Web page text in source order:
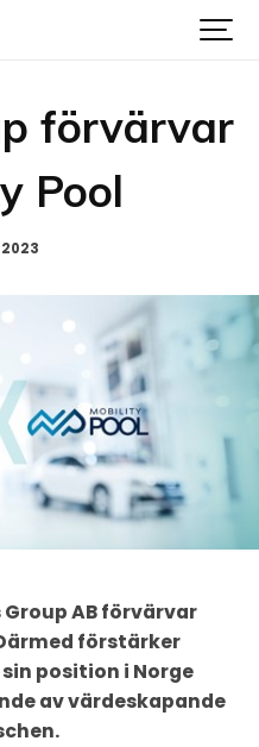
förvärvar
Pool
AB förvärvar
förstärker
position i Norge
av värdeskapande